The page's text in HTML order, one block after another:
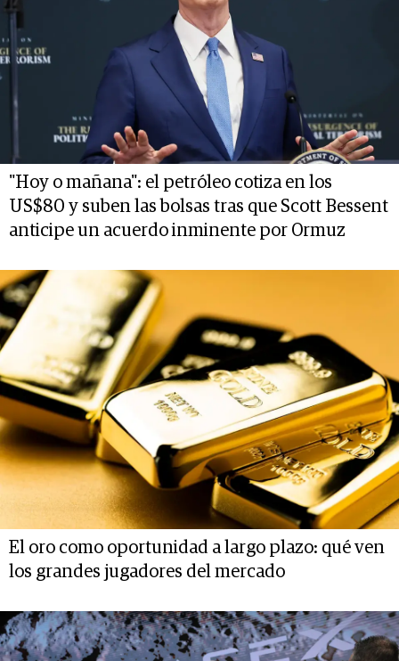
"Hoy o mañana": el petróleo cotiza en los
US$80 y suben las bolsas tras que Scott Bessent
anticipe un acuerdo inminente por Ormuz
El oro como oportunidad a largo plazo: qué ven
los grandes jugadores del mercado